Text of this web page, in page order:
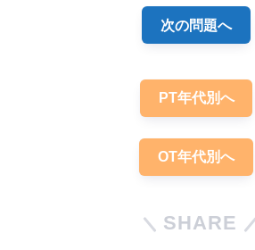
次の問題へ
PT年代別へ
OT年代別へ
SHARE